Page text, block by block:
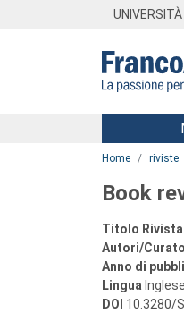
UNIVERSITÀ
Menu
Home riviste
Book
Titolo Rivista
Autori/
Anno di
Lingua Inglese
DOI 10.3280/